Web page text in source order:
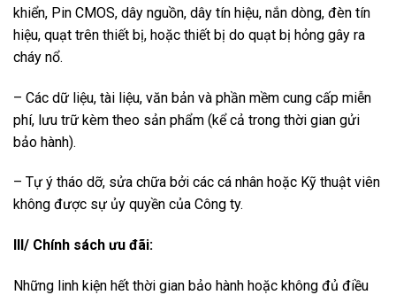
khiển, Pin CMOS, dây nguồn, dây tín hiệu, nắn dòng, đèn tín
hiệu, quạt trên thiết bị, hoặc thiết bị do quạt bị hỏng gây ra
cháy nổ.
– Các dữ liệu, tài liệu, văn bản và phần mềm cung cấp miễn
phí, lưu trữ kèm theo sản phẩm (kể cả trong thời gian gửi
bảo hành).
– Tự ý tháo dỡ, sửa chữa bởi các cá nhân hoặc Kỹ thuật viên
không được sự ủy quyền của Công ty.
III/ Chính sách ưu đãi:
Những linh kiện hết thời gian bảo hành hoặc không đủ điều